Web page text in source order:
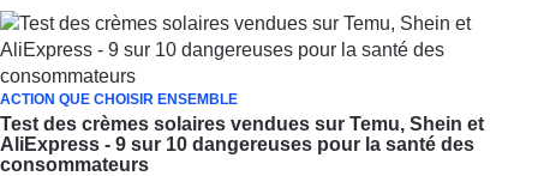
ACTION QUE CHOISIR ENSEMBLE
Test des crèmes solaires vendues sur Temu, Shein et
AliExpress - 9 sur 10 dangereuses pour la santé des
consommateurs